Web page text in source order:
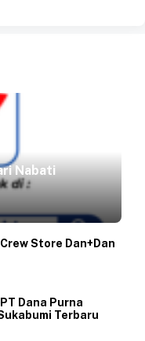
Nabati
Store Dan+Dan
Dana Purna
Terbaru